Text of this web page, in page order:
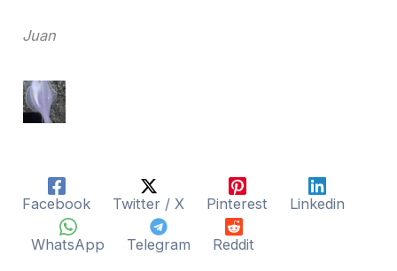
Juan
Facebook Twitter / X Pinterest Linkedin
WhatsApp Telegram Reddit